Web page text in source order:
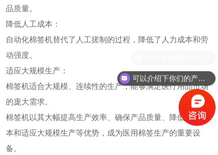
品质量。
降低人工成本：
自动化棉签机替代了人工搓制的过程，降低了人力成本和劳
动强度。
适应大规模生产：
棉签机适合大规模、连续性的生产，能够满足医疗用品市场
的庞大需求。
棉签机以其大幅提高生产效率、确保产品质量、降低人工成
本和适应大规模生产等优势，成为医用棉签生产的重要设
备。
可以介绍下你们的产品么？